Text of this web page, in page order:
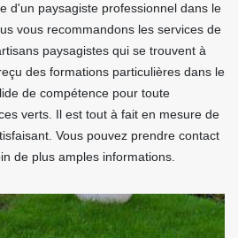
d'un paysagiste professionnel dans le
vous recommandons les services de
paysagistes qui se trouvent à
des formations particulières dans le
de compétence pour toute
verts. Il est tout à fait en mesure de
Vous pouvez prendre contact
de plus amples informations.